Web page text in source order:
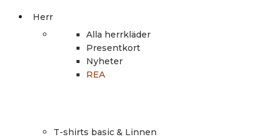
Herr
Alla herrkläder
Presentkort
Nyheter
REA
T-shirts basic & Linnen